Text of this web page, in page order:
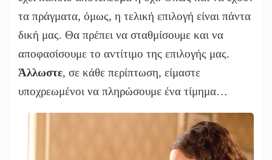
τα πράγματα, όμως, η τελική επιλογή είναι πάντα
δική μας. Θα πρέπει να σταθμίσουμε και να
αποφασίσουμε το αντίτιμο της επιλογής μας.
Άλλωστε, σε κάθε περίπτωση, είμαστε
υποχρεωμένοι να πληρώσουμε ένα τίμημα…